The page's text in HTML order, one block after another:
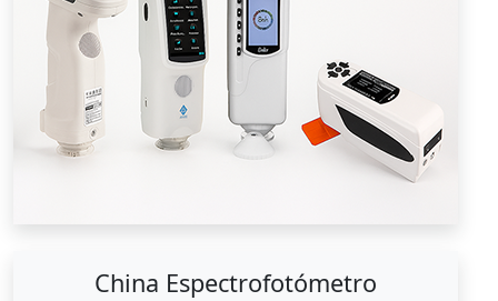
China Espectrofotómetro